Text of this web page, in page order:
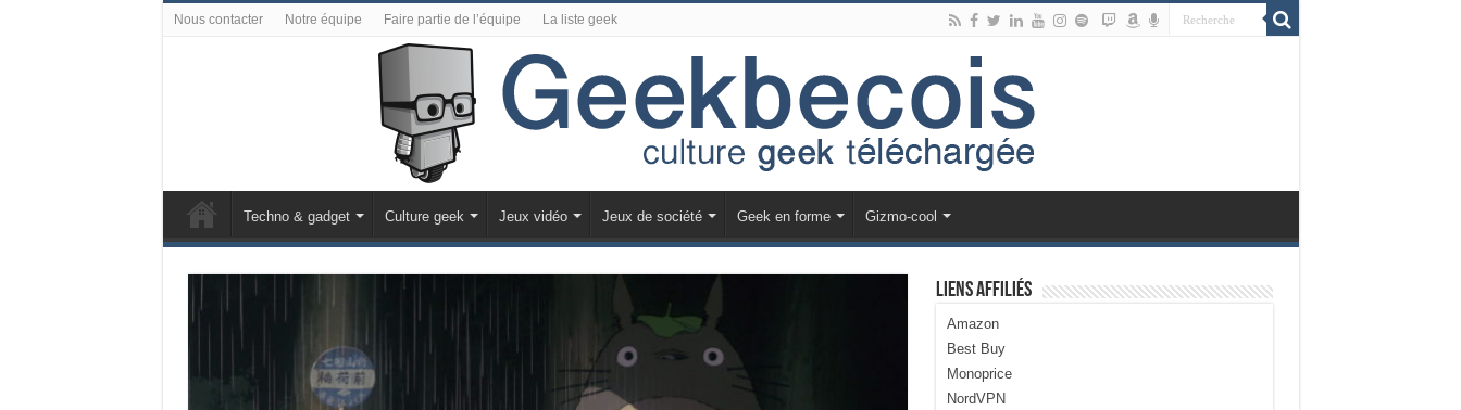
Nous contacter Notre équipe Faire partie de l’équipe La liste geek
Techno & gadget Culture geek Jeux vidéo Jeux de société Geek en forme Gizmo-cool
Liens Affiliés
Amazon
Best Buy
Monoprice
NordVPN